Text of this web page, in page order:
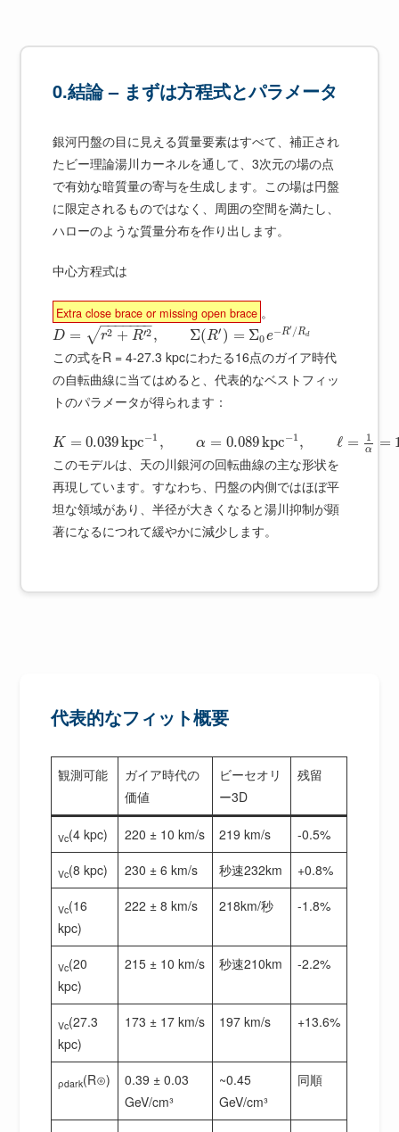
0.結論 – まずは方程式とパラメータ
銀河円盤の目に見える質量要素はすべて、補正され
たビー理論湯川カーネルを通して、3次元の場の点
で有効な暗質量の寄与を生成します。この場は円盤
に限定されるものではなく、周囲の空間を満たし、
ハローのような質量分布を作り出します。
中心方程式は
Extra close brace or missing open brace 。
D = r2 + R′2
− −
−−−−−
√ , Σ(R′ ) = Σ0e−R′ /Rd
この式をR = 4-27.3 kpcにわたる16点のガイア時代
の自転曲線に当てはめると、代表的なベストフィッ
トのパラメータが得られます：
K = 0.039kpc−1 , α = 0.089kpc−1 , ℓ = 1
α =
このモデルは、天の川銀河の回転曲線の主な形状を
再現しています。すなわち、円盤の内側ではほぼ平
坦な領域があり、半径が大きくなると湯川抑制が顕
著になるにつれて緩やかに減少します。
代表的なフィット概要
観測可能
ガイア時代の
価値
ビーセオリ
ー3D
残留
Vc(4 kpc) 220 ± 10 km/s 219 km/s -0.5%
Vc(8 kpc) 230 ± 6 km/s 秒速232km +0.8%
Vc(16
kpc)
222 ± 8 km/s 218km/秒 -1.8%
Vc(20
kpc)
215 ± 10 km/s 秒速210km -2.2%
Vc(27.3
kpc)
173 ± 17 km/s 197 km/s +13.6%
ρdark(R⊙)
0.39 ± 0.03
GeV/cm³
~0.45
GeV/cm³
同順